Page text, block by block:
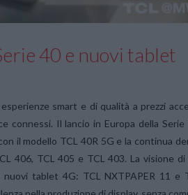
40 e nuovi tablet
smart e di qualità a prezzi
Il lancio in Europa della
il modello TCL 40R 5G e la continua
406, TCL 405 e TCL 403. La visione
tablet 4G: TCL NXTPAPER 11 e